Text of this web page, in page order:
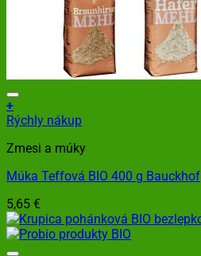
+
Rýchly nákup
Zmesi a múky
Múka Teffová BIO 400 g Bauckhof
5,65 €